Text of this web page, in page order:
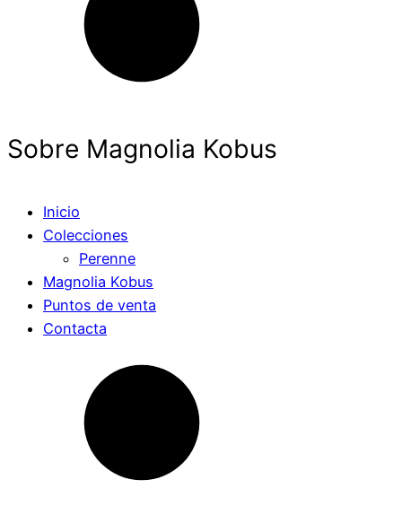
Sobre Magnolia Kobus
Inicio
Colecciones
Perenne
Magnolia Kobus
Puntos de venta
Contacta